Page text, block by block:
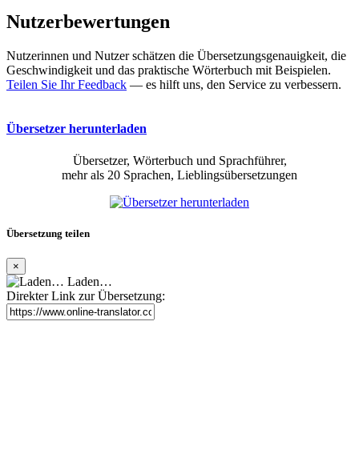
Nutzerbewertungen
Nutzerinnen und Nutzer schätzen die Übersetzungsgenauigkeit, die
Geschwindigkeit und das praktische Wörterbuch mit Beispielen.
Teilen Sie Ihr Feedback — es hilft uns, den Service zu verbessern.
Übersetzer herunterladen
Übersetzer, Wörterbuch und Sprachführer,
mehr als 20 Sprachen, Lieblingsübersetzungen
Übersetzung teilen
×
Laden…
Direkter Link zur Übersetzung: